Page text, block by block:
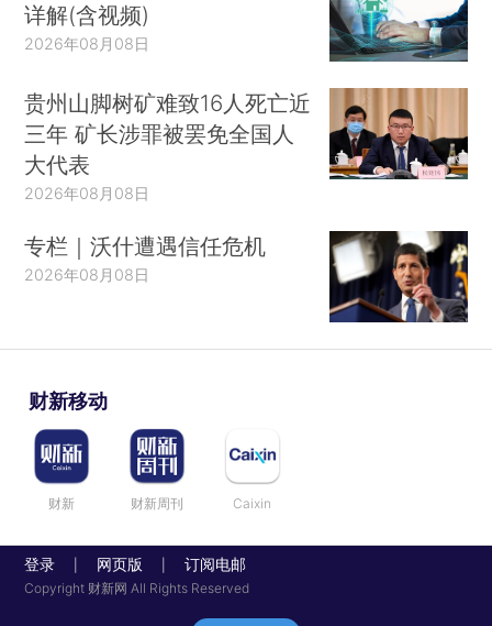
详解(含视频)
2026年08月08日
贵州山脚树矿难致16人死亡近
三年 矿长涉罪被罢免全国人
大代表
2026年08月08日
专栏｜沃什遭遇信任危机
2026年08月08日
财新移动
财新 财新周刊 Caixin
登录 网页版 订阅电邮
Copyright 财新网 All Rights Reserved